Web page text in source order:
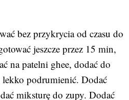
bez przykrycia od czasu do
jeszcze przez 15 min,
na patelni ghee, dodać do
lekko podrumienić. Dodać
miksturę do zupy. Dodać